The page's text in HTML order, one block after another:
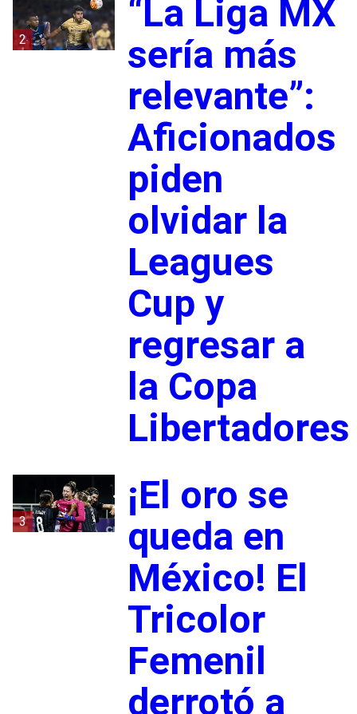
2
“La Liga MX
sería más
relevante”:
Aficionados
piden
olvidar la
Leagues
Cup y
regresar a
la Copa
Libertadores
3
¡El oro se
queda en
México! El
Tricolor
Femenil
derrotó a